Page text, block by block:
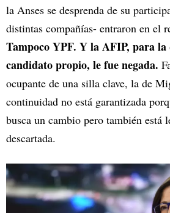
la Anses se desprenda de su
distintas compañías- entraron en el
Tampoco YPF. Y la AFIP, para la
candidato propio, le fue negada.
ocupante de una silla clave, la de
continuidad no está garantizada
busca un cambio pero también está
descartada.